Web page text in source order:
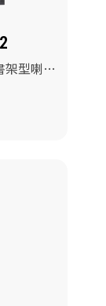
架型喇叭